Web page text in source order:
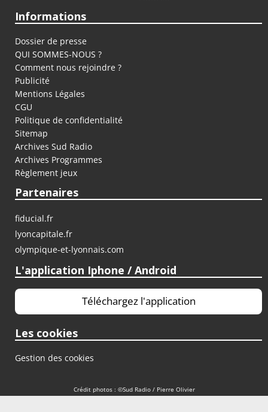
Informations
Dossier de presse
QUI SOMMES-NOUS ?
Comment nous rejoindre ?
Publicité
Mentions Légales
CGU
Politique de confidentialité
Sitemap
Archives Sud Radio
Archives Programmes
Règlement jeux
Partenaires
fiducial.fr
lyoncapitale.fr
olympique-et-lyonnais.com
L'application Iphone / Android
Téléchargez l'application
Les cookies
Gestion des cookies
Crédit photos : ©Sud Radio / Pierre Olivier